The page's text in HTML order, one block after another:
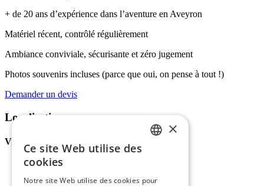
+ de 20 ans d’expérience dans l’aventure en Aveyron
Matériel récent, contrôlé régulièrement
Ambiance conviviale, sécurisante et zéro jugement
Photos souvenirs incluses (parce que oui, on pense à tout !)
Demander un devis
Localisation
Via Ferrata de Liaucous :
×
Ce site Web utilise des
cookies
Notre site Web utilise des cookies pour